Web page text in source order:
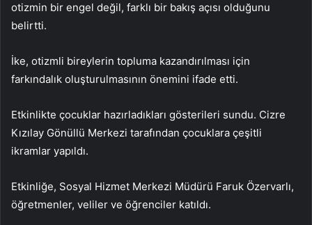
otizmin bir engel değil, farklı bir bakış açısı olduğunu
belirtti.
İke, otizmli bireylerin topluma kazandırılması için
farkındalık oluşturulmasının önemini ifade etti.
Etkinlikte çocuklar hazırladıkları gösterileri sundu. Cizre
Kızılay Gönüllü Merkezi tarafından çocuklara çeşitli
ikramlar yapıldı.
Etkinliğe, Sosyal Hizmet Merkezi Müdürü Faruk Özervarlı,
öğretmenler, veliler ve öğrenciler katıldı.